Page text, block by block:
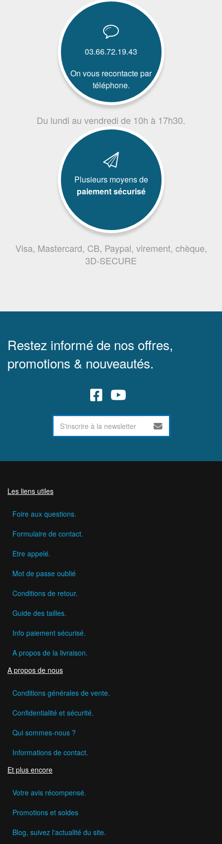
03.66.72.19.43
On vous recontacte par
téléphone.
Du lundi au vendredi de 10h à 17h30.
Plusieurs moyens de
paiement sécurisé
Visa, Mastercard, CB, Paypal, virement, chèque,
3D-SECURE
Restez informé de nos offres,
promotions & nouveautés.
Les liens utiles
Foire aux questions.
Formulaire de contact.
Etre appelé.
Mot de passe oublié
Conditions de retour.
Guide des tailles.
Info paiement sécurisé.
A propos de la livraison.
A propos de nous
Conditions générales de vente.
Confidentialité et sécurité.
Qui sommes-nous ?
Informations de contact.
Et plus encore
Votre avis récompensé.
Promotions et soldes
Blog, suivez l'actualité du site.